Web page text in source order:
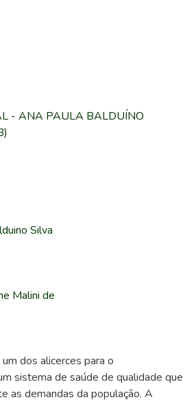
- ANA PAULA BALDUÍNO
Silva
Malini de
dos alicerces para o
sistema de saúde de qualidade que
as demandas da população. A